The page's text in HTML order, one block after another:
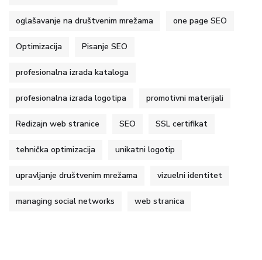
oglašavanje na društvenim mrežama one page SEO
Optimizacija Pisanje SEO
profesionalna izrada kataloga
profesionalna izrada logotipa promotivni materijali
Redizajn web stranice SEO SSL certifikat
tehnička optimizacija unikatni logotip
upravljanje društvenim mrežama vizuelni identitet
managing social networks web stranica